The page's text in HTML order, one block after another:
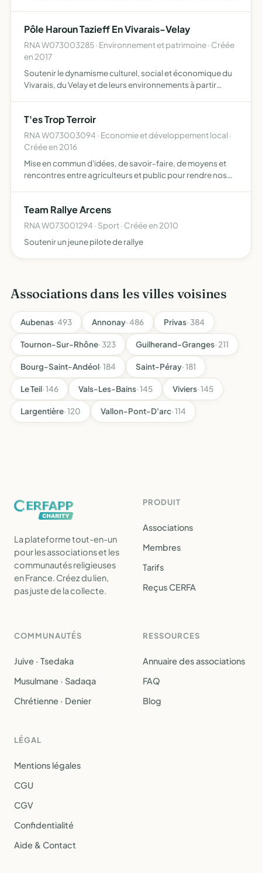
Pôle Haroun Tazieff En Vivarais-Velay
RNA W073003285 · Environnement et patrimoine · Créée
en 2017
Soutenir le dynamisme culturel, social et économique du
Vivarais, du Velay et de leurs environnements à partir
historique d'exp…
T'es Trop Terroir
RNA W073003094 · Economie et développement local ·
Créée en 2016
Mise en commun d'idées, de savoir-faire, de moyens et
rencontres entre agriculteurs et public pour rendre nos
Team Rallye Arcens
RNA W073001294 · Sport · Créée en 2010
Soutenir un jeune pilote de rallye
Associations dans les villes voisines
Aubenas· 493 Annonay· 486 Privas· 384
Tournon-Sur-Rhône· 323 Guilherand-Granges· 211
Bourg-Saint-Andéol· 184 Saint-Péray· 181
Le Teil· 146 Vals-Les-Bains· 145 Viviers· 145
Largentière· 120 Vallon-Pont-D'arc· 114
La plateforme tout-en-un
pour les associations et les
communautés religieuses
en France. Créez du lien,
pas juste de la collecte.
PRODUIT
Associations
Membres
Tarifs
Reçus CERFA
COMMUNAUTÉS
Juive · Tsedaka
Musulmane · Sadaqa
Chrétienne · Denier
RESSOURCES
Annuaire des associations
FAQ
Blog
LÉGAL
Mentions légales
CGU
CGV
Confidentialité
Aide & Contact